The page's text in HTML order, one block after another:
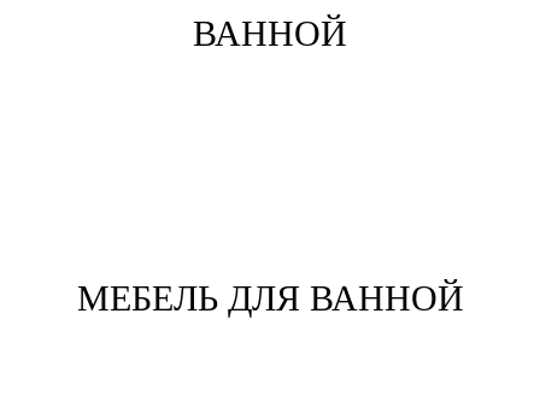
ВАННОЙ
МЕБЕЛЬ ДЛЯ ВАННОЙ